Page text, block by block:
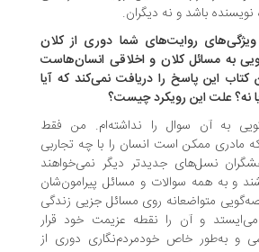
باشد و نه دیگران.
روایت‌های شما دوری از کلان
کلان و اخلاقی انسان‌هاست
پاسخ را دریافت نمی‌کند که آیا
این رویکرد چیست؟
سوال را نداشته‌ام. من فقط
است انسان را با چه تجاربی
نسل‌های جدیدتر دیگر نمی‌خواهند
همه سوالات و مسائل پیرامون‌شان
متواضعانه روی مسائل جزیی زندگی
و آن را نقطه عزیمت خود قرار
خاص خودمردم‌نگاری دوری از